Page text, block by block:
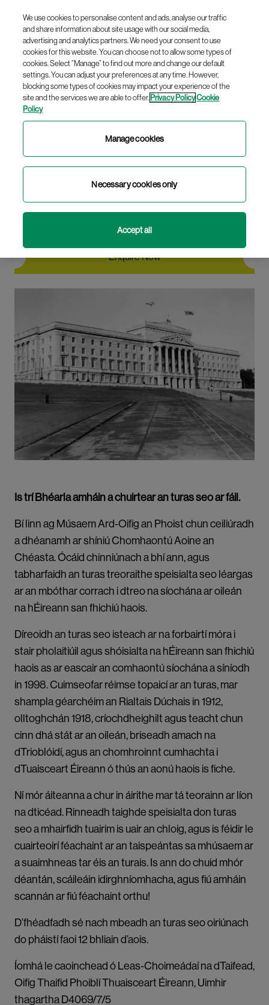
Déan áirithint
anois
Chomhaontú Aoine an
Chéasta
Enquire Now
Is trí Bhéarla amháin a chuirtear an turas seo ar fáil.
Bí linn ag Músaem Ard-Oifig an Phoist chun ceiliúradh
a dhéanamh ar shíniú Chomhaontú Aoine an
Chéasta. Ócáid chinniúnach a bhí ann, agus
tabharfaidh an turas treoraithe speisialta seo léargas
ar an mbóthar corrach i dtreo na síochána ar oileán
na hÉireann san fhichiú haois.
Díreoidh an turas seo isteach ar na forbairtí móra i
stair pholaitiúil agus shóisialta na hÉireann san fhichiú
haois as ar eascair an comhaontú síochána a síníodh
in 1998. Cuimseofar réimse topaicí ar an turas, mar
shampla géarchéim an Rialtais Dúchais in 1912,
olltoghchán 1918, críochdheighilt agus teacht chun
cinn dhá stát ar an oileán, briseadh amach na
dTrioblóidí, agus an chomhroinnt cumhachta i
dTuaisceart Éireann ó thús an aonú haois is fiche.
Ní mór áiteanna a chur in áirithe mar tá teorainn ar líon
na dticéad. Rinneadh taighde speisialta don turas
seo a mhairfidh tuairim is uair an chloig, agus is féidir le
cuairteoirí féachaint ar an taispeántas sa mhúsaem ar
a suaimhneas tar éis an turais. Is ann do chuid mhór
déantán, scáileáin idirghníomhacha, agus fiú amháin
scannán ar fiú féachaint orthu!
D’fhéadfadh sé nach mbeadh an turas seo oiriúnach
do pháistí faoi 12 bhliain d’aois.
Íomhá le caoinchead ó Leas-Choimeádaí na dTaifead,
Oifig Thaifid Phoiblí Thuaisceart Éireann, Uimhir
thagartha D4069/7/5
English
We use cookies to personalise content and ads, analyse our traffic
and share information about site usage with our social media,
advertising and analytics partners. We need your consent to use
cookies for this website. You can choose not to allow some types of
cookies. Select “Manage” to find out more and change our default
settings. You can adjust your preferences at any time. However,
blocking some types of cookies may impact your experience of the
site and the services we are able to offer. Privacy PolicyCookie
Policy
Manage cookies
Necessary cookies only
Accept all